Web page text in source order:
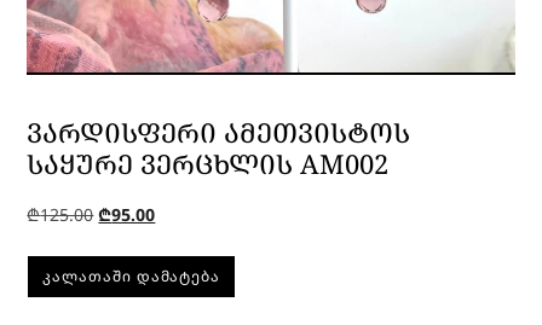
ᲕᲐᲠᲓᲘᲡᲤᲔᲠᲘ ᲐᲛᲔᲗᲕᲘᲡᲢᲝᲡ
ᲡᲐᲧᲣᲠᲔ ᲕᲔᲠᲪᲮᲚᲘᲡ AM002
₾125.00 ₾95.00
ᲙᲐᲚᲐᲗᲐᲨᲘ ᲓᲐᲛᲐᲢᲔᲑᲐ